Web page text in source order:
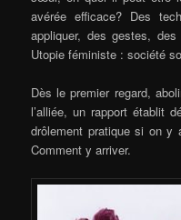
avérée efficace? Des
appliquer, des gestes,
Utopie féministe : société
Dès le premier regard,
l’alliée, un rapport établit
drôlement pratique si on y
Comment y arriver.